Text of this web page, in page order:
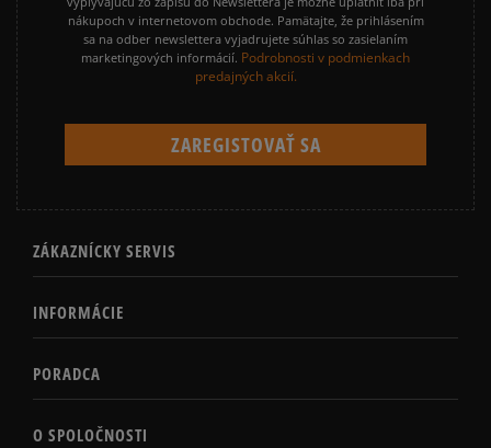
nákupoch v internetovom obchode. Pamätajte, že prihlásením
sa na odber newslettera vyjadrujete súhlas so zasielaním
marketingových informácií. Podrobnosti v podmienkach
predajných akcií.
ZÁKAZNÍCKY SERVIS
INFORMÁCIE
PORADCA
O SPOLOČNOSTI